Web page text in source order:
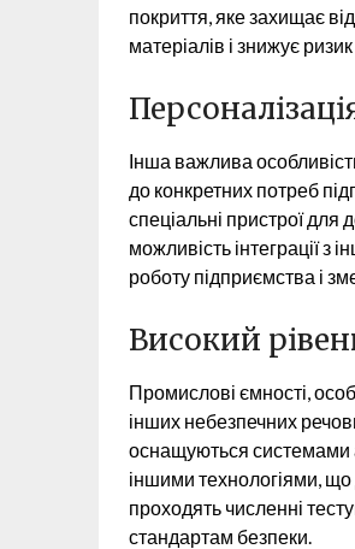
покриття, яке захищає
матеріалів і знижує
Інша важлива
до конкретних потреб
спеціальні пристрої
можливість інтеграції
роботу підприємства і
Високий
Промислові ємності,
інших небезпечних
оснащуються системами
іншими технологіями,
проходять численні
стандартам безпеки.